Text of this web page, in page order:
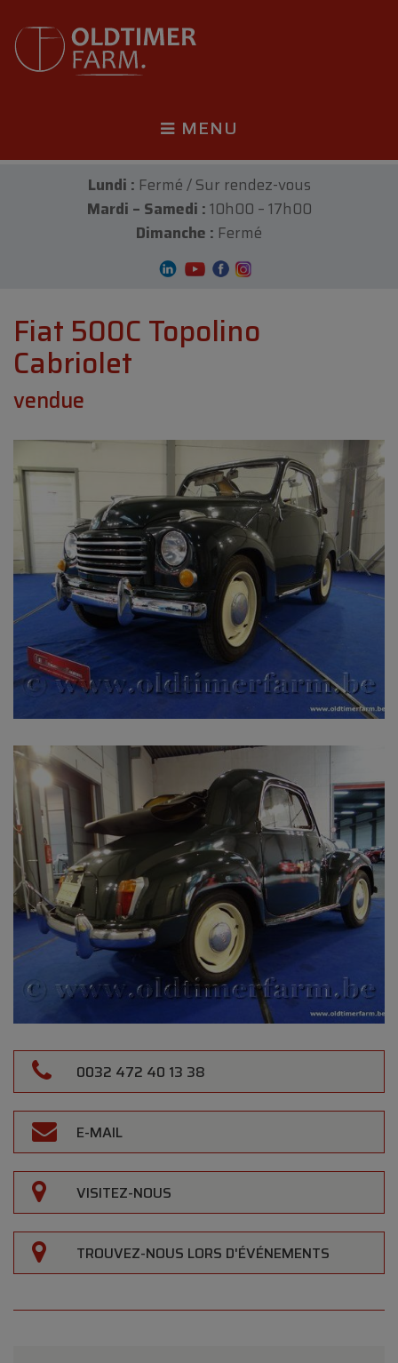
MENU
Lundi : Fermé / Sur rendez-vous
Mardi – Samedi :10h00 – 17h00
Dimanche : Fermé
Fiat 500C Topolino
Cabriolet
vendue
0032 472 40 13 38
E-MAIL
VISITEZ-NOUS
TROUVEZ-NOUS LORS D'ÉVÉNEMENTS